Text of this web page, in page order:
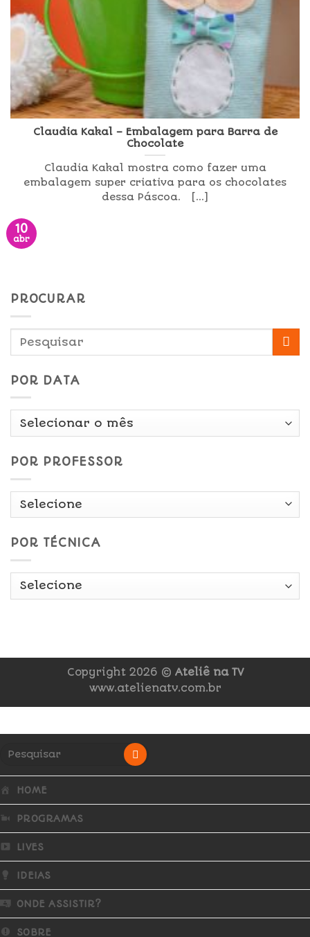
Claudia Kakal – Embalagem para Barra de
Chocolate
Claudia Kakal mostra como fazer uma
embalagem super criativa para os chocolates
dessa Páscoa. [...]
10
abr
PROCURAR
POR DATA
Por
POR PROFESSOR
POR TÉCNICA
Copyright 2026 © Ateliê na TV
www.atelienatv.com.br
HOME
PROGRAMAS
LIVES
IDEIAS
ONDE ASSISTIR?
SOBRE